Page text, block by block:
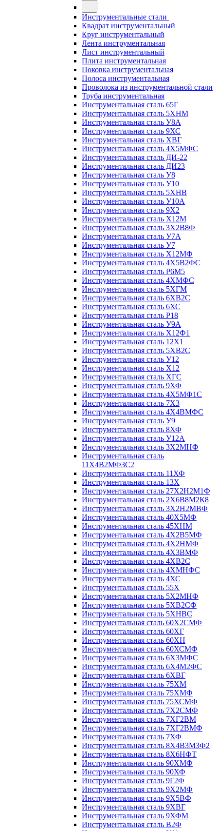
Инструментальные стали
Квадрат инструментальный
Круг инструментальный
Лента инструментальная
Лист инструментальный
Плита инструментальная
Поковка инструментальная
Полоса инструментальная
Проволока из инструментальной стали
Труба инструментальная
Инструментальная сталь 65Г
Инструментальная сталь 5ХНМ
Инструментальная сталь У8А
Инструментальная сталь 9ХС
Инструментальная сталь ХВГ
Инструментальная сталь 4Х5МФС
Инструментальная сталь ДИ-22
Инструментальная сталь ДИ23
Инструментальная сталь У8
Инструментальная сталь У10
Инструментальная сталь 5ХНВ
Инструментальная сталь У10А
Инструментальная сталь 9Х2
Инструментальная сталь Х12М
Инструментальная сталь 3Х2В8Ф
Инструментальная сталь У7А
Инструментальная сталь У7
Инструментальная сталь Х12МФ
Инструментальная сталь 4Х5В2ФС
Инструментальная сталь Р6М5
Инструментальная сталь 4ХМФС
Инструментальная сталь 5ХГМ
Инструментальная сталь 6ХВ2С
Инструментальная сталь 6ХС
Инструментальная сталь Р18
Инструментальная сталь У9А
Инструментальная сталь Х12Ф1
Инструментальная сталь 12Х1
Инструментальная сталь 5ХВ2С
Инструментальная сталь У12
Инструментальная сталь Х12
Инструментальная сталь ХГС
Инструментальная сталь 9ХФ
Инструментальная сталь 4Х5МФ1С
Инструментальная сталь 7Х3
Инструментальная сталь 4Х4ВМФС
Инструментальная сталь У9
Инструментальная сталь 8ХФ
Инструментальная сталь У12А
Инструментальная сталь 3Х2МНФ
Инструментальная сталь
11Х4В2МФ3С2
Инструментальная сталь 11ХФ
Инструментальная сталь 13Х
Инструментальная сталь 27Х2Н2М1Ф
Инструментальная сталь 2Х6В8М2К8
Инструментальная сталь 3Х2Н2МВФ
Инструментальная сталь 40Х5МФ
Инструментальная сталь 45ХНМ
Инструментальная сталь 4Х2В5МФ
Инструментальная сталь 4Х2НМФ
Инструментальная сталь 4Х3ВМФ
Инструментальная сталь 4ХВ2С
Инструментальная сталь 4ХМНФС
Инструментальная сталь 4ХС
Инструментальная сталь 55Х
Инструментальная сталь 5Х2МНФ
Инструментальная сталь 5ХВ2СФ
Инструментальная сталь 5ХНВС
Инструментальная сталь 60Х2СМФ
Инструментальная сталь 60ХГ
Инструментальная сталь 60ХН
Инструментальная сталь 60ХСМФ
Инструментальная сталь 6Х3МФС
Инструментальная сталь 6Х4М2ФС
Инструментальная сталь 6ХВГ
Инструментальная сталь 75ХМ
Инструментальная сталь 75ХМФ
Инструментальная сталь 75ХСМФ
Инструментальная сталь 7Х2СМФ
Инструментальная сталь 7ХГ2ВМ
Инструментальная сталь 7ХГ2ВМФ
Инструментальная сталь 7ХФ
Инструментальная сталь 8Х4В3М3Ф2
Инструментальная сталь 8Х6НФТ
Инструментальная сталь 90ХМФ
Инструментальная сталь 90ХФ
Инструментальная сталь 9Г2Ф
Инструментальная сталь 9Х2МФ
Инструментальная сталь 9Х5ВФ
Инструментальная сталь 9ХВГ
Инструментальная сталь 9ХФМ
Инструментальная сталь В2Ф